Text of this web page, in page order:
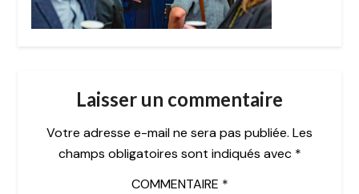
Laisser un commentaire
Votre adresse e-mail ne sera pas publiée. Les
champs obligatoires sont indiqués avec *
COMMENTAIRE *